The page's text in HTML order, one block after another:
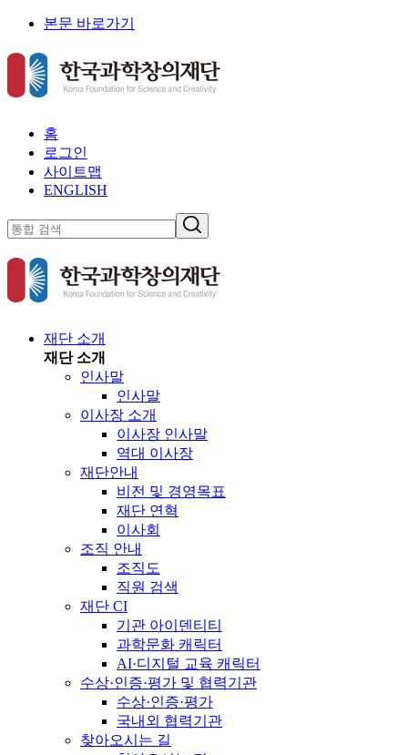
본문 바로가기
홈
로그인
사이트맵
ENGLISH
재단 소개
재단 소개
인사말
인사말
이사장 소개
이사장 인사말
역대 이사장
재단안내
비전 및 경영목표
재단 연혁
이사회
조직 안내
조직도
직원 검색
재단 CI
기관 아이덴티티
과학문화 캐릭터
AI·디지털 교육 캐릭터
수상·인증·평가 및 협력기관
수상·인증·평가
국내외 협력기관
찾아오시는 길